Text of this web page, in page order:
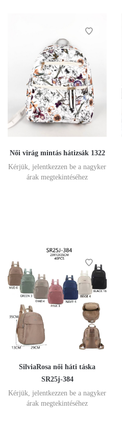
Női virág mintás hátizsák 1322
Kérjük, jelentkezzen be a nagyker
árak megtekintéséhez
SilviaRosa női háti táska
SR25j-384
Kérjük, jelentkezzen be a nagyker
árak megtekintéséhez